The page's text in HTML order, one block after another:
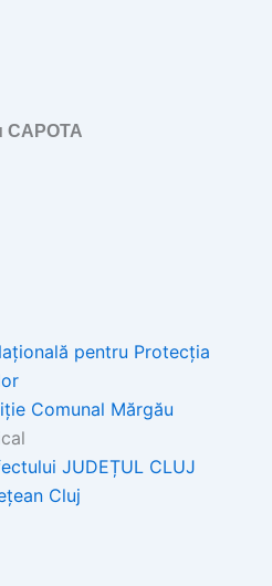
CAPOTA
pentru Protecția
Comunal Mărgău
JUDEȚUL CLUJ
Cluj